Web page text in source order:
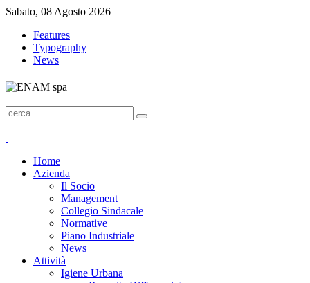
Sabato, 08 Agosto 2026
Features
Typography
News
Home
Azienda
Il Socio
Management
Collegio Sindacale
Normative
Piano Industriale
News
Attività
Igiene Urbana